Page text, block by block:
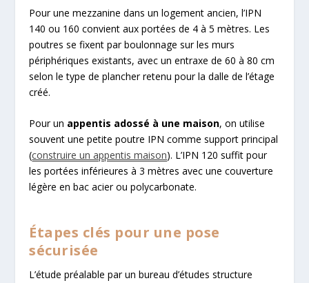
Pour une mezzanine dans un logement ancien, l’IPN
140 ou 160 convient aux portées de 4 à 5 mètres. Les
poutres se fixent par boulonnage sur les murs
périphériques existants, avec un entraxe de 60 à 80 cm
selon le type de plancher retenu pour la dalle de l’étage
créé.
Pour un appentis adossé à une maison, on utilise
souvent une petite poutre IPN comme support principal
(construire un appentis maison). L’IPN 120 suffit pour
les portées inférieures à 3 mètres avec une couverture
légère en bac acier ou polycarbonate.
Étapes clés pour une pose
sécurisée
L’étude préalable par un bureau d’études structure